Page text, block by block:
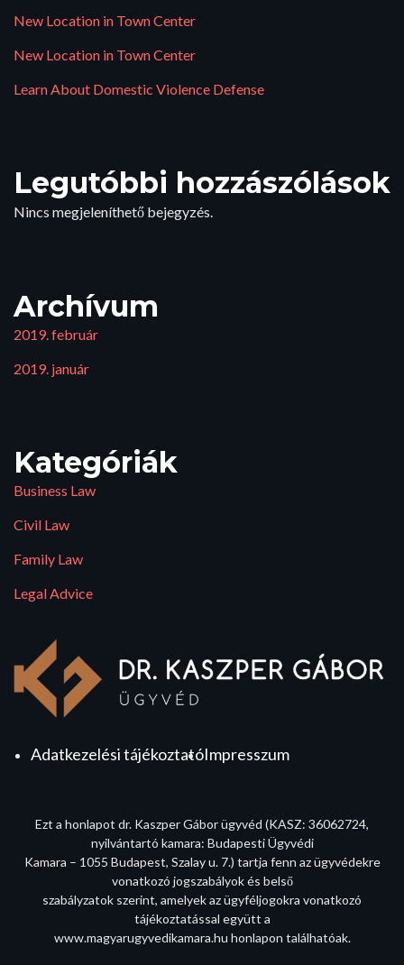
New Location in Town Center
New Location in Town Center
Learn About Domestic Violence Defense
Legutóbbi hozzászólások
Nincs megjeleníthető bejegyzés.
Archívum
2019. február
2019. január
Kategóriák
Business Law
Civil Law
Family Law
Legal Advice
Adatkezelési tájékoztatóImpresszum
Ezt a honlapot dr. Kaszper Gábor ügyvéd (KASZ: 36062724,
nyilvántartó kamara: Budapesti Ügyvédi
Kamara – 1055 Budapest, Szalay u. 7.) tartja fenn az ügyvédekre
vonatkozó jogszabályok és belső
szabályzatok szerint, amelyek az ügyféljogokra vonatkozó
tájékoztatással együtt a
www.magyarugyvedikamara.hu honlapon találhatóak.